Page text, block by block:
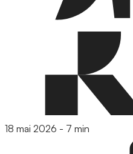
18 mai 2026 - 7 min